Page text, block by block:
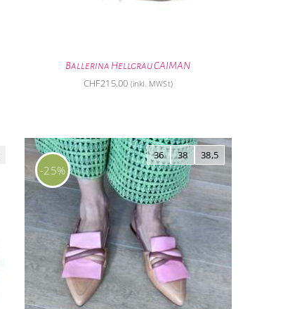
Ballerina Hellgrau CAIMAN
CHF215.00 (inkl. MWSt)
-25%
36 38 38,5